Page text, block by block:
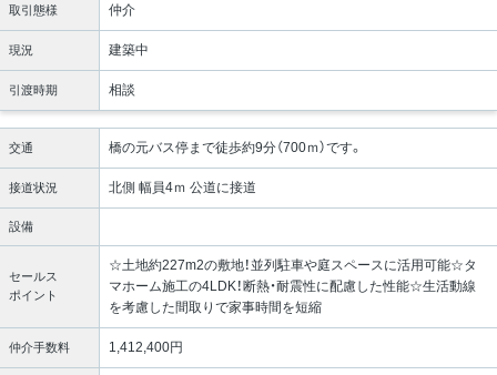
取引態様 仲介
現況 建築中
引渡時期 相談
交通 橋の元バス停まで徒歩約9分（700ｍ）です。
接道状況 北側 幅員4ｍ 公道に接道
設備
セールス
ポイント
☆土地約227m2の敷地！並列駐車や庭スペースに活用可能☆タ
マホーム施工の4LDK！断熱・耐震性に配慮した性能☆生活動線
を考慮した間取りで家事時間を短縮
仲介手数料 1,412,400円